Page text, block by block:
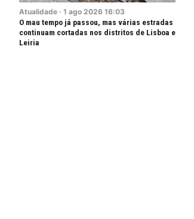
Atualidade · 1 ago 2026 16:03
O mau tempo já passou, mas várias estradas
continuam cortadas nos distritos de Lisboa e
Leiria